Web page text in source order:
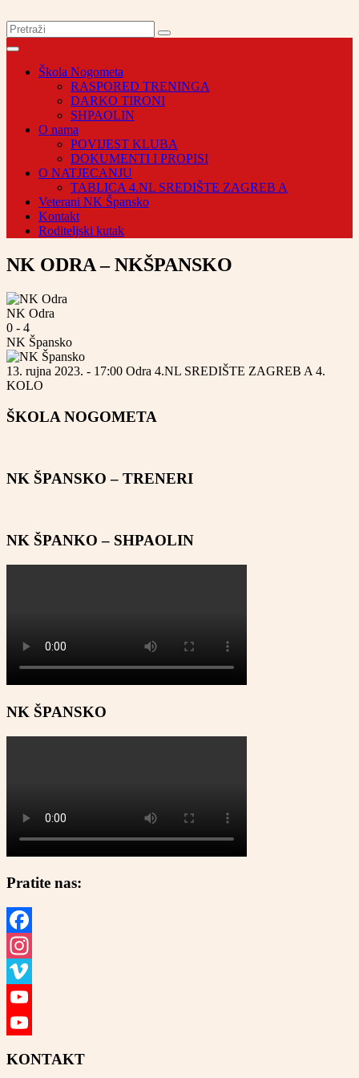
Škola Nogometa
RASPORED TRENINGA
DARKO TIRONI
SHPAOLIN
O nama
POVIJEST KLUBA
DOKUMENTI I PROPISI
O NATJECANJU
TABLICA 4.NL SREDIŠTE ZAGREB A
Veterani NK Špansko
Kontakt
Roditeljski kutak
NK ODRA – NKŠPANSKO
NK Odra
0 - 4
NK Špansko
13. rujna 2023. - 17:00 Odra 4.NL SREDIŠTE ZAGREB A 4.
KOLO
ŠKOLA NOGOMETA
NK ŠPANSKO – TRENERI
NK ŠPANKO – SHPAOLIN
NK ŠPANSKO
Pratite nas:
Facebook
Instagram
Vimeo
YouTube
KONTAKT